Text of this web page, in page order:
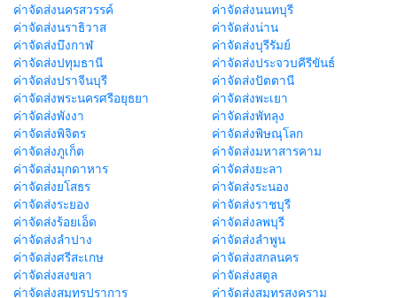
ค่าจัดส่งนครสวรรค์
ค่าจัดส่งนนทบุรี
ค่าจัดส่งนราธิวาส
ค่าจัดส่งน่าน
ค่าจัดส่งบึงกาฬ
ค่าจัดส่งบุรีรัมย์
ค่าจัดส่งปทุมธานี
ค่าจัดส่งประจวบคีรีขันธ์
ค่าจัดส่งปราจีนบุรี
ค่าจัดส่งปัตตานี
ค่าจัดส่งพระนครศรีอยุธยา
ค่าจัดส่งพะเยา
ค่าจัดส่งพังงา
ค่าจัดส่งพัทลุง
ค่าจัดส่งพิจิตร
ค่าจัดส่งพิษณุโลก
ค่าจัดส่งภูเก็ต
ค่าจัดส่งมหาสารคาม
ค่าจัดส่งมุกดาหาร
ค่าจัดส่งยะลา
ค่าจัดส่งยโสธร
ค่าจัดส่งระนอง
ค่าจัดส่งระยอง
ค่าจัดส่งราชบุรี
ค่าจัดส่งร้อยเอ็ด
ค่าจัดส่งลพบุรี
ค่าจัดส่งลำปาง
ค่าจัดส่งลำพูน
ค่าจัดส่งศรีสะเกษ
ค่าจัดส่งสกลนคร
ค่าจัดส่งสงขลา
ค่าจัดส่งสตูล
ค่าจัดส่งสมุทรปราการ
ค่าจัดส่งสมุทรสงคราม